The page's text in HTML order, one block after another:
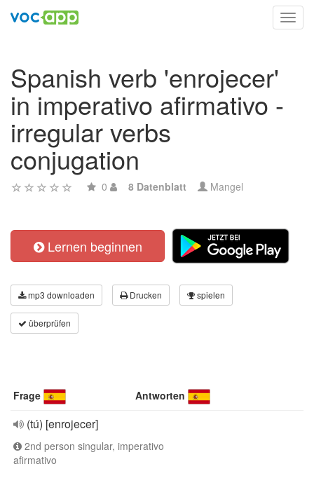
Spanish verb 'enrojecer'
in imperativo afirmativo -
irregular verbs
conjugation
0 8 Datenblatt Mangel
Lernen beginnen
mp3 downloaden Drucken spielen
überprüfen
Frage Antworten
(tú) [enrojecer]
2nd person singular, imperativo
afirmativo